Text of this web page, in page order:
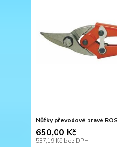
Nůžky převodové pravé
650,00 Kč
537,19 Kč bez DPH